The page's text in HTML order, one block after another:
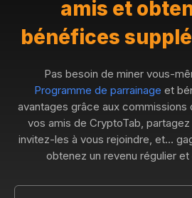
amis et
bénéfices
Pas besoin de miner vous-
Programme de parrainage et
avantages grâce aux commissions
vos amis de CryptoTab, partagez
invitez-les à vous rejoindre, et…
obtenez un revenu régulier et